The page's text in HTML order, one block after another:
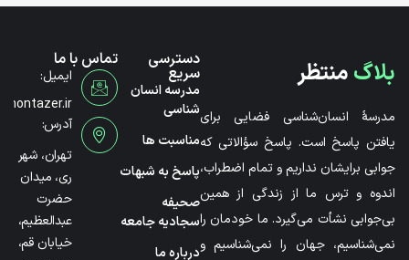
بلاگمنتظر
مدرسۀ انسان‌شناسی فضایی برای
یافتن پاسخ است. پاسخ سؤالاتی که
جوابی برایشان نداریم و تمام اضطراب،
اندوه و ترس ما از زندگی از همین
بی‌جوابی نشأت می‌گیرد. ما خودمان را
نمی‌شناسیم، جهان را نمی‌شناسیم و
دسترسی
سریع
مدرسه انسان
شناسی
مناسبت ها
پاسخ به شبهات
صحیفه
سجادیه جامعه
درباره ما
تماس با ما
ایمیل:
آدرس:
تهران، شهر
ری، میدان
حضرت
عبدالعظیم،
خیابان قم،